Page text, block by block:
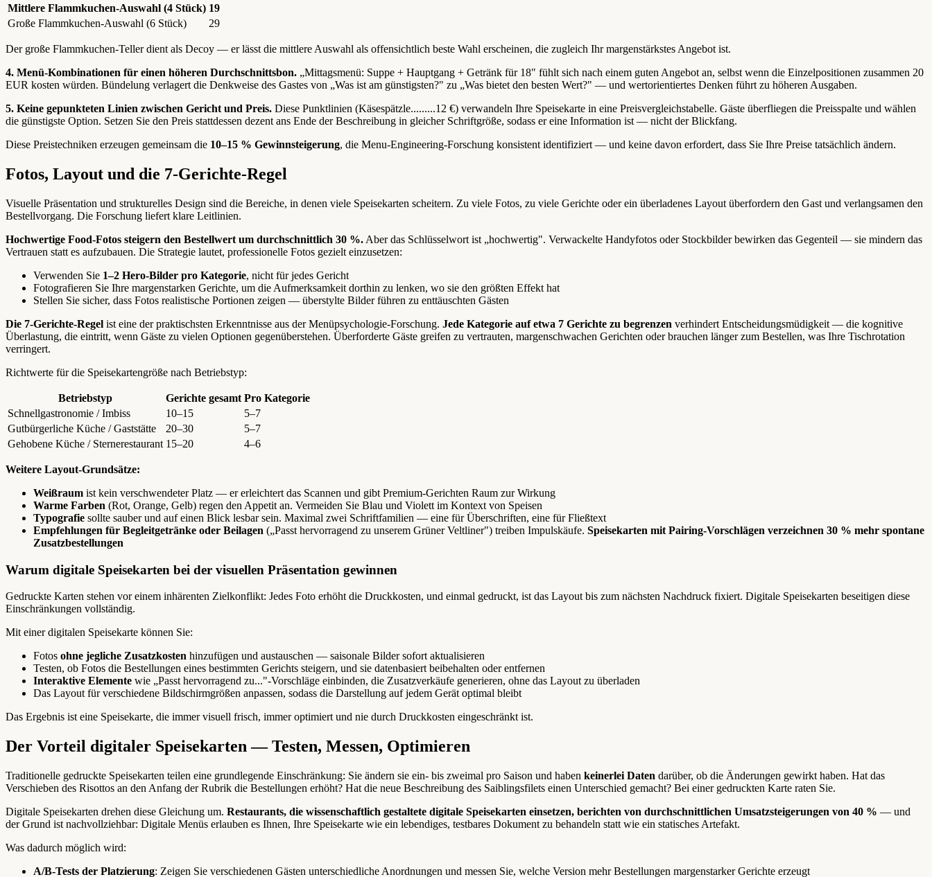
Mittlere Flammkuchen-Auswahl (4 Stück) 19
Große Flammkuchen-Auswahl (6 Stück)
29
Der große Flammkuchen-Teller dient als Decoy — er lässt die mittlere Auswahl als offensichtlich beste Wahl erscheinen, die zugleich Ihr margenstärkstes Angebot ist.
4. Menü-Kombinationen für einen höheren Durchschnittsbon. „Mittagsmenü: Suppe + Hauptgang + Getränk für 18" fühlt sich nach einem guten Angebot an, selbst wenn die Einzelpositionen zusammen 20
EUR kosten würden. Bündelung verlagert die Denkweise des Gastes von „Was ist am günstigsten?" zu „Was bietet den besten Wert?" — und wertorientiertes Denken führt zu höheren Ausgaben.
5. Keine gepunkteten Linien zwischen Gericht und Preis. Diese Punktlinien (Käsespätzle.........12 €) verwandeln Ihre Speisekarte in eine Preisvergleichstabelle. Gäste überfliegen die Preisspalte und wählen
die günstigste Option. Setzen Sie den Preis stattdessen dezent ans Ende der Beschreibung in gleicher Schriftgröße, sodass er eine Information ist — nicht der Blickfang.
Diese Preistechniken erzeugen gemeinsam die 10–15 % Gewinnsteigerung, die Menu-Engineering-Forschung konsistent identifiziert — und keine davon erfordert, dass Sie Ihre Preise tatsächlich ändern.
Fotos, Layout und die 7-Gerichte-Regel
Visuelle Präsentation und strukturelles Design sind die Bereiche, in denen viele Speisekarten scheitern. Zu viele Fotos, zu viele Gerichte oder ein überladenes Layout überfordern den Gast und verlangsamen den
Bestellvorgang. Die Forschung liefert klare Leitlinien.
Hochwertige Food-Fotos steigern den Bestellwert um durchschnittlich 30 %. Aber das Schlüsselwort ist „hochwertig". Verwackelte Handyfotos oder Stockbilder bewirken das Gegenteil — sie mindern das
Vertrauen statt es aufzubauen. Die Strategie lautet, professionelle Fotos gezielt einzusetzen:
Verwenden Sie 1–2 Hero-Bilder pro Kategorie, nicht für jedes Gericht
Fotografieren Sie Ihre margenstarken Gerichte, um die Aufmerksamkeit dorthin zu lenken, wo sie den größten Effekt hat
Stellen Sie sicher, dass Fotos realistische Portionen zeigen — überstylte Bilder führen zu enttäuschten Gästen
Die 7-Gerichte-Regel ist eine der praktischsten Erkenntnisse aus der Menüpsychologie-Forschung. Jede Kategorie auf etwa 7 Gerichte zu begrenzen verhindert Entscheidungsmüdigkeit — die kognitive
Überlastung, die eintritt, wenn Gäste zu vielen Optionen gegenüberstehen. Überforderte Gäste greifen zu vertrauten, margenschwachen Gerichten oder brauchen länger zum Bestellen, was Ihre Tischrotation
verringert.
Richtwerte für die Speisekartengröße nach Betriebstyp:
Betriebstyp Gerichte gesamt Pro Kategorie
Schnellgastronomie / Imbiss
10–15
5–7
Gutbürgerliche Küche / Gaststätte
20–30
5–7
Gehobene Küche / Sternerestaurant 15–20 4–6
Weitere Layout-Grundsätze:
Weißraum ist kein verschwendeter Platz — er erleichtert das Scannen und gibt Premium-Gerichten Raum zur Wirkung
Warme Farben (Rot, Orange, Gelb) regen den Appetit an. Vermeiden Sie Blau und Violett im Kontext von Speisen
Typografie sollte sauber und auf einen Blick lesbar sein. Maximal zwei Schriftfamilien — eine für Überschriften, eine für Fließtext
Empfehlungen für Begleitgetränke oder Beilagen („Passt hervorragend zu unserem Grüner Veltliner") treiben Impulskäufe. Speisekarten mit Pairing-Vorschlägen verzeichnen 30 % mehr spontane
Zusatzbestellungen
Warum digitale Speisekarten bei der visuellen Präsentation gewinnen
Gedruckte Karten stehen vor einem inhärenten Zielkonflikt: Jedes Foto erhöht die Druckkosten, und einmal gedruckt, ist das Layout bis zum nächsten Nachdruck fixiert. Digitale Speisekarten beseitigen diese
Einschränkungen vollständig.
Mit einer digitalen Speisekarte können Sie:
Fotos ohne jegliche Zusatzkosten hinzufügen und austauschen — saisonale Bilder sofort aktualisieren
Testen, ob Fotos die Bestellungen eines bestimmten Gerichts steigern, und sie datenbasiert beibehalten oder entfernen
Interaktive Elemente wie „Passt hervorragend zu..."-Vorschläge einbinden, die Zusatzverkäufe generieren, ohne das Layout zu überladen
Das Layout für verschiedene Bildschirmgrößen anpassen, sodass die Darstellung auf jedem Gerät optimal bleibt
Das Ergebnis ist eine Speisekarte, die immer visuell frisch, immer optimiert und nie durch Druckkosten eingeschränkt ist.
Der Vorteil digitaler Speisekarten — Testen, Messen, Optimieren
Traditionelle gedruckte Speisekarten teilen eine grundlegende Einschränkung: Sie ändern sie ein- bis zweimal pro Saison und haben keinerlei Daten darüber, ob die Änderungen gewirkt haben. Hat das
Verschieben des Risottos an den Anfang der Rubrik die Bestellungen erhöht? Hat die neue Beschreibung des Saiblingsfilets einen Unterschied gemacht? Bei einer gedruckten Karte raten Sie.
Digitale Speisekarten drehen diese Gleichung um. Restaurants, die wissenschaftlich gestaltete digitale Speisekarten einsetzen, berichten von durchschnittlichen Umsatzsteigerungen von 40 % — und
der Grund ist nachvollziehbar: Digitale Menüs erlauben es Ihnen, Ihre Speisekarte wie ein lebendiges, testbares Dokument zu behandeln statt wie ein statisches Artefakt.
Was dadurch möglich wird:
A/B-Tests der Platzierung: Zeigen Sie verschiedenen Gästen unterschiedliche Anordnungen und messen Sie, welche Version mehr Bestellungen margenstarker Gerichte erzeugt